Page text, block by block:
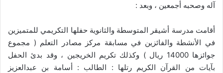
آله وصحبه أجمعين ، وبعد :
أقامت مدرسة أشيقر المتوسطة والثانوية حفلها التكريمي للمتميزين
في الأنشطة والفائزين في مسابقة مركز مصادر التعلم ( مجموع
جوائزها 14000 ريال ) وكذلك تكريم الخريجين ، وقد بدئ الحفل
بآيات من القرآن الكريم رتلها : الطالب : أسامة بن عبدالعزيز